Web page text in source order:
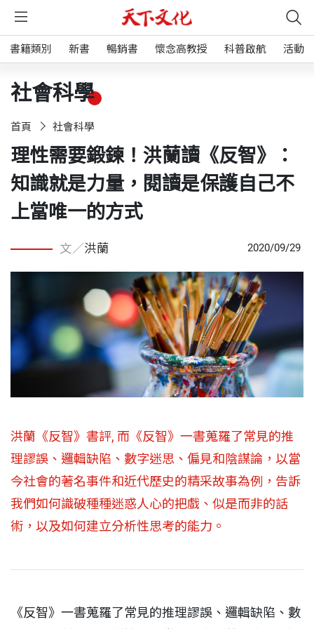
書籍類別 新書 暢銷書 懷念高教授 科普啟航 活動
社會科學
首頁 社會科學
理性需要鍛鍊！洪蘭讀《反智》：
知識就是力量，閱讀是保護自己不
上當唯一的方式
文／洪蘭 2020/09/29
洪蘭《反智》書評, 而《反智》一書蒐羅了常見的推
理謬誤、邏輯缺陷、數字迷思、偏見和陰謀論，以當
今社會的著名事件和近代歷史的精采故事為例，告訴
我們如何識破種種迷惑人心的把戲、似是而非的話
術，以及如何建立分析性思考的能力。
《反智》一書蒐羅了常見的推理謬誤、邏輯缺陷、數